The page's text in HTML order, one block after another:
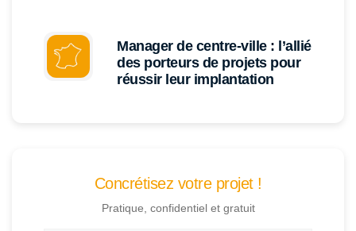
Manager de centre-ville : l’allié
des porteurs de projets pour
réussir leur implantation
Concrétisez votre projet !
Pratique, confidentiel et gratuit